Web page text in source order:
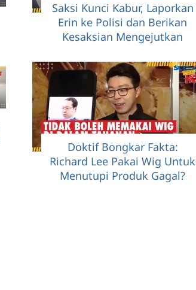
Saksi Kunci Kabur, Laporkan
Erin ke Polisi dan Berikan
Kesaksian Mengejutkan
Doktif Bongkar Fakta:
Richard Lee Pakai Wig Untuk
Menutupi Produk Gagal?